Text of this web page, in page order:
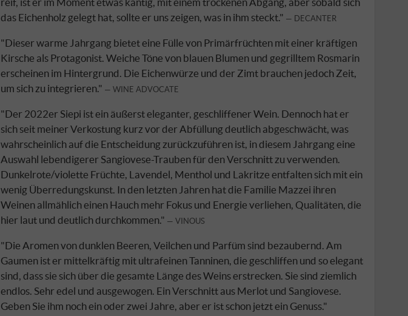
das Eichenholz gelegt hat, sollte er uns zeigen, was in ihm steckt."
DECANTER
"Dieser warme Jahrgang bietet eine Fülle von Primärfrüchten mit einer kräftigen
Kirsche als Protagonist. Weiche Töne von blauen Blumen und gegrilltem Rosmarin
erscheinen im Hintergrund. Die Eichenwürze und der Zimt brauchen jedoch Zeit,
um sich zu integrieren."
WINE ADVOCATE
"Der 2022er Siepi ist ein äußerst eleganter, geschliffener Wein. Dennoch hat er
sich seit meiner Verkostung kurz vor der Abfüllung deutlich abgeschwächt, was
wahrscheinlich auf die Entscheidung zurückzuführen ist, in diesem Jahrgang eine
Auswahl lebendigerer Sangiovese-Trauben für den Verschnitt zu verwenden.
Dunkelrote/violette Früchte, Lavendel, Menthol und Lakritze entfalten sich mit ein
wenig Überredungskunst. In den letzten Jahren hat die Familie Mazzei ihren
Weinen allmählich einen Hauch mehr Fokus und Energie verliehen, Qualitäten, die
hier laut und deutlich durchkommen."
VINOUS
"Die Aromen von dunklen Beeren, Veilchen und Parfüm sind bezaubernd. Am
Gaumen ist er mittelkräftig mit ultrafeinen Tanninen, die geschliffen und so elegant
sind, dass sie sich über die gesamte Länge des Weins erstrecken. Sie sind ziemlich
endlos. Sehr edel und ausgewogen. Ein Verschnitt aus Merlot und Sangiovese.
Geben Sie ihm noch ein oder zwei Jahre, aber er ist schon jetzt ein Genuss."